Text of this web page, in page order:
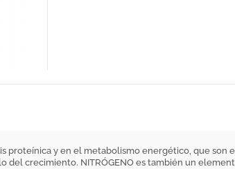
proteínica y en el metabolismo energético, que
crecimiento. NITRÓGENO es también un